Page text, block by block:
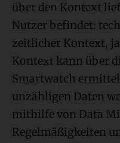
über den Kontext
Nutzer befindet:
zeitlicher Kontext,
Kontext kann über
Smartwatch
unzähligen Daten
mithilfe von Data
Regelmäßigkeiten